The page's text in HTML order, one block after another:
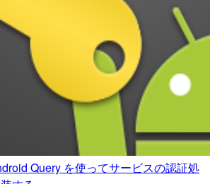
Query を使ってサービスの認証処